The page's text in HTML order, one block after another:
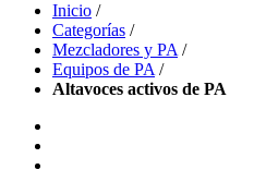
Inicio /
Categorías /
Mezcladores y PA /
Equipos de PA /
Altavoces activos de PA